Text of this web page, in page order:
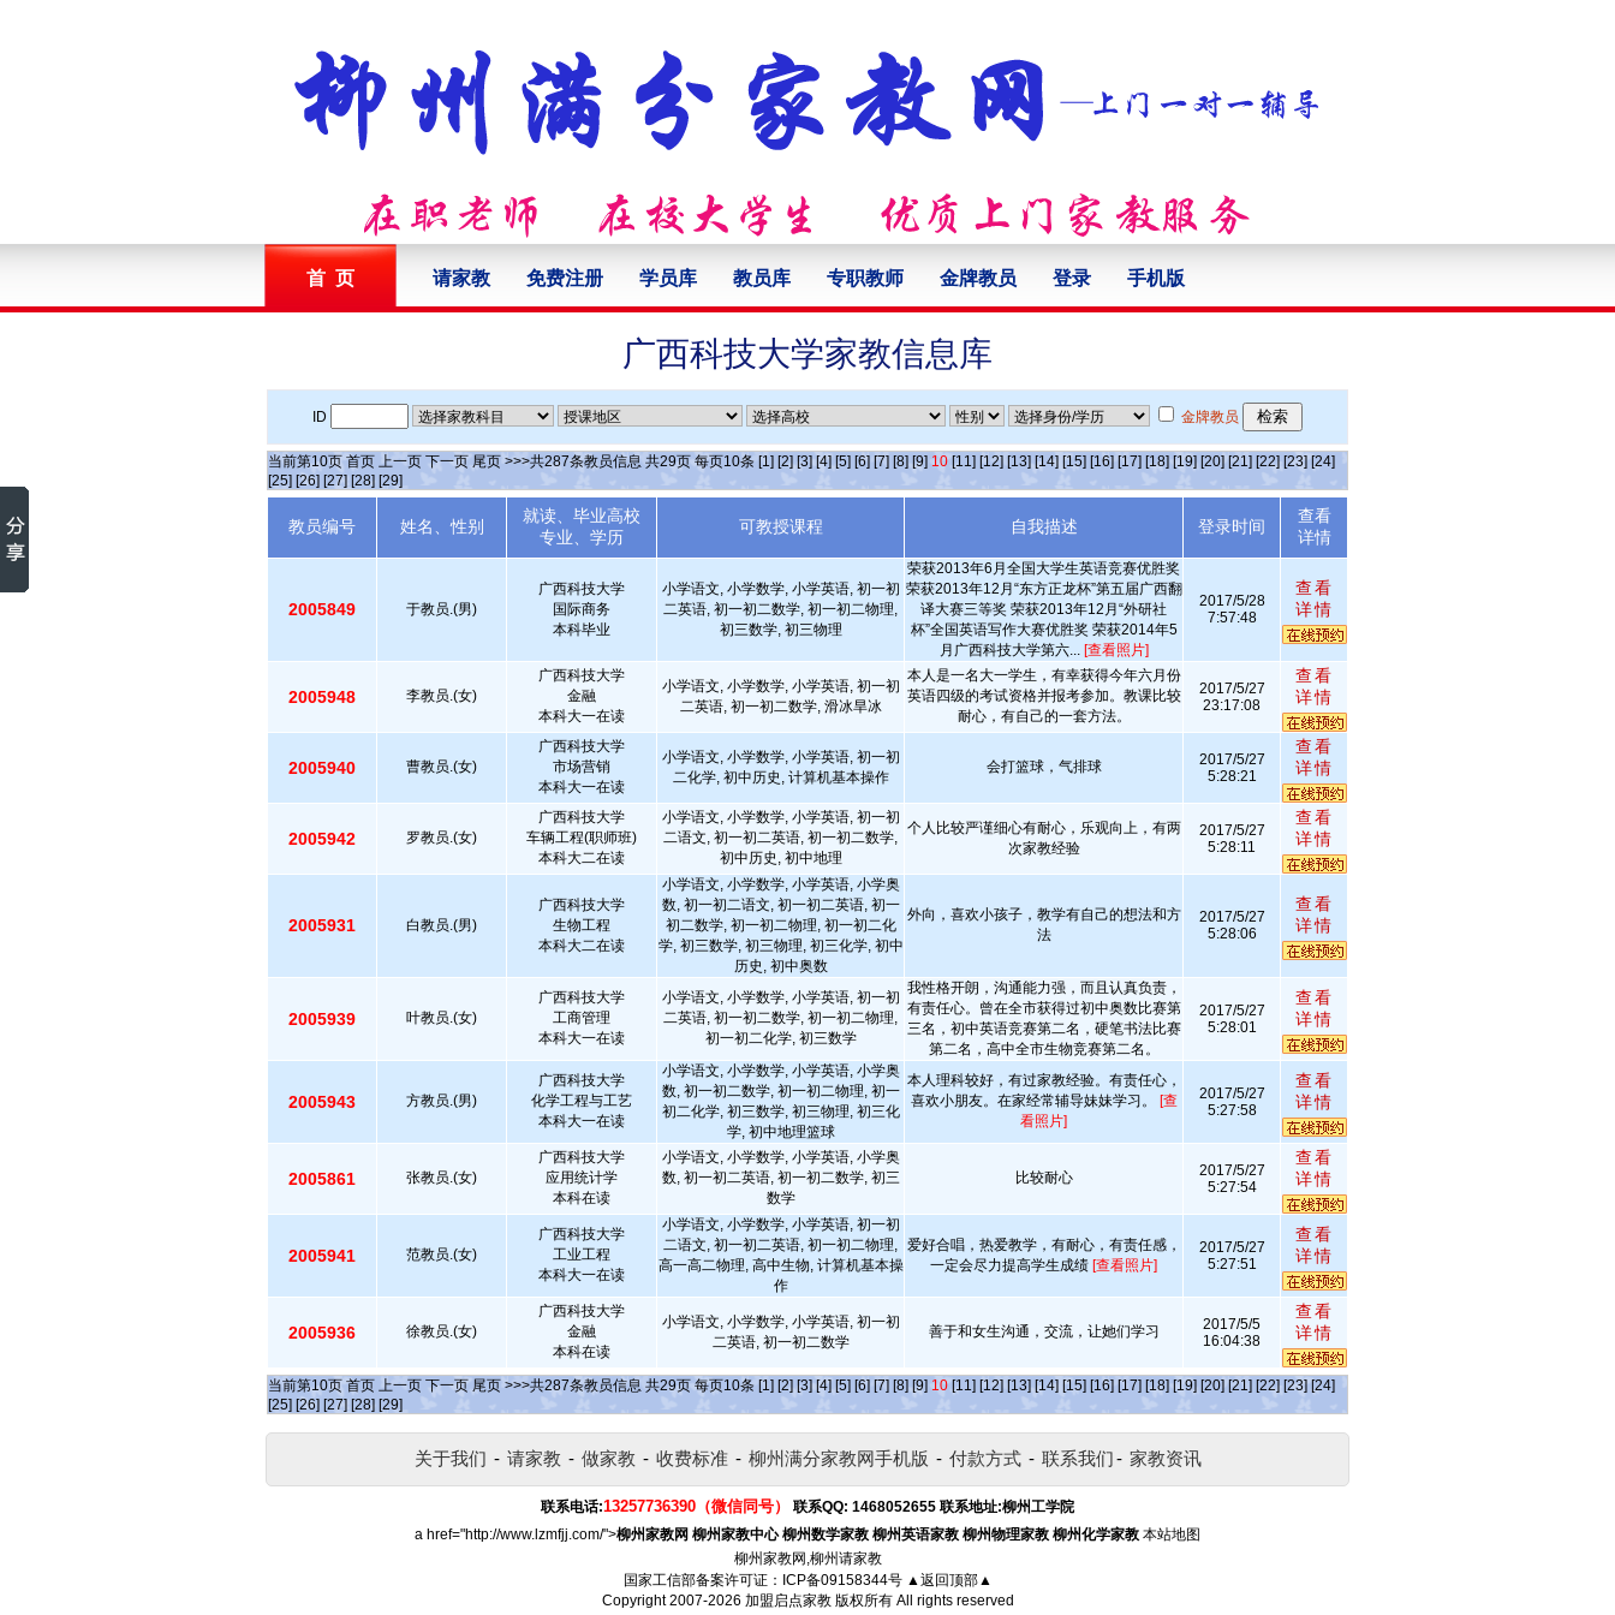
首 页 请家教 免费注册 学员库 教员库 专职教师 金牌教员 登录 手机版
广西科技大学家教信息库
ID 金牌教员
当前第10页 首页 上一页 下一页 尾页 >>>共287条教员信息 共29页 每页10条 [1] [2] [3] [4] [5] [6] [7] [8] [9] 10 [11] [12] [13] [14] [15] [16] [17] [18] [19] [20] [21] [22] [23] [24]
[25] [26] [27] [28] [29]
教员编号 姓名、性别
就读、毕业高校
专业、学历
可教授课程 自我描述 登录时间
查看
详情
2005849 于教员.(男)
广西科技大学
国际商务
本科毕业
小学语文, 小学数学, 小学英语, 初一初
二英语, 初一初二数学, 初一初二物理,
初三数学, 初三物理
荣获2013年6月全国大学生英语竞赛优胜奖
荣获2013年12月“东方正龙杯”第五届广西翻
译大赛三等奖 荣获2013年12月“外研社
杯”全国英语写作大赛优胜奖 荣获2014年5
月广西科技大学第六... [查看照片]
2017/5/28
7:57:48
查看
详情
2005948 李教员.(女)
广西科技大学
金融
本科大一在读
小学语文, 小学数学, 小学英语, 初一初
二英语, 初一初二数学, 滑冰旱冰
本人是一名大一学生，有幸获得今年六月份
英语四级的考试资格并报考参加。教课比较
耐心，有自己的一套方法。
2017/5/27
23:17:08
查看
详情
2005940 曹教员.(女)
广西科技大学
市场营销
本科大一在读
小学语文, 小学数学, 小学英语, 初一初
二化学, 初中历史, 计算机基本操作
会打篮球，气排球
2017/5/27
5:28:21
查看
详情
2005942 罗教员.(女)
广西科技大学
车辆工程(职师班)
本科大二在读
小学语文, 小学数学, 小学英语, 初一初
二语文, 初一初二英语, 初一初二数学,
初中历史, 初中地理
个人比较严谨细心有耐心，乐观向上，有两
次家教经验
2017/5/27
5:28:11
查看
详情
2005931 白教员.(男)
广西科技大学
生物工程
本科大二在读
小学语文, 小学数学, 小学英语, 小学奥
数, 初一初二语文, 初一初二英语, 初一
初二数学, 初一初二物理, 初一初二化
学, 初三数学, 初三物理, 初三化学, 初中
历史, 初中奥数
外向，喜欢小孩子，教学有自己的想法和方
法
2017/5/27
5:28:06
查看
详情
2005939 叶教员.(女)
广西科技大学
工商管理
本科大一在读
小学语文, 小学数学, 小学英语, 初一初
二英语, 初一初二数学, 初一初二物理,
初一初二化学, 初三数学
我性格开朗，沟通能力强，而且认真负责，
有责任心。曾在全市获得过初中奥数比赛第
三名，初中英语竞赛第二名，硬笔书法比赛
第二名，高中全市生物竞赛第二名。
2017/5/27
5:28:01
查看
详情
2005943 方教员.(男)
广西科技大学
化学工程与工艺
本科大一在读
小学语文, 小学数学, 小学英语, 小学奥
数, 初一初二数学, 初一初二物理, 初一
初二化学, 初三数学, 初三物理, 初三化
学, 初中地理篮球
本人理科较好，有过家教经验。有责任心，
喜欢小朋友。在家经常辅导妹妹学习。
[查
看照片]
2017/5/27
5:27:58
查看
详情
2005861 张教员.(女)
广西科技大学
应用统计学
本科在读
小学语文, 小学数学, 小学英语, 小学奥
数, 初一初二英语, 初一初二数学, 初三
数学
比较耐心
2017/5/27
5:27:54
查看
详情
2005941 范教员.(女)
广西科技大学
工业工程
本科大一在读
小学语文, 小学数学, 小学英语, 初一初
二语文, 初一初二英语, 初一初二物理,
高一高二物理, 高中生物, 计算机基本操
作
爱好合唱，热爱教学，有耐心，有责任感，
一定会尽力提高学生成绩 [查看照片]
2017/5/27
5:27:51
查看
详情
2005936 徐教员.(女)
广西科技大学
金融
本科在读
小学语文, 小学数学, 小学英语, 初一初
二英语, 初一初二数学
善于和女生沟通，交流，让她们学习
2017/5/5
16:04:38
查看
详情
当前第10页 首页 上一页 下一页 尾页 >>>共287条教员信息 共29页 每页10条 [1] [2] [3] [4] [5] [6] [7] [8] [9] 10 [11] [12] [13] [14] [15] [16] [17] [18] [19] [20] [21] [22] [23] [24]
[25] [26] [27] [28] [29]
关于我们 - 请家教 - 做家教 - 收费标准 - 柳州满分家教网手机版 - 付款方式 - 联系我们- 家教资讯
联系电话:13257736390（微信同号） 联系QQ: 1468052655 联系地址:柳州工学院
a href="http://www.lzmfjj.com/">柳州家教网 柳州家教中心 柳州数学家教 柳州英语家教 柳州物理家教 柳州化学家教 本站地图
柳州家教网,柳州请家教
国家工信部备案许可证： ICP备09158344号 ▲返回顶部▲
Copyright 2007-2026 加盟启点家教版权所有 All rights reserved